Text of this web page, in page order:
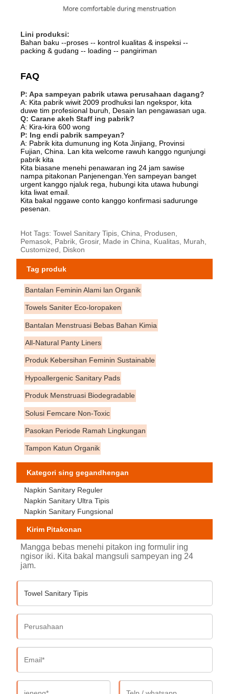
Lini produksi:
Bahan baku --proses -- kontrol kualitas & inspeksi --
packing & gudang -- loading -- pangiriman
FAQ
P: Apa sampeyan pabrik utawa perusahaan dagang?
A: Kita pabrik wiwit 2009 prodhuksi lan ngekspor, kita
duwe tim profesional buruh, Desain lan pengawasan uga.
Q: Carane akeh Staff ing pabrik?
A: Kira-kira 600 wong
P: Ing endi pabrik sampeyan?
A: Pabrik kita dumunung ing Kota Jinjiang, Provinsi
Fujian, China. Lan kita welcome rawuh kanggo ngunjungi
pabrik kita
Kita biasane menehi penawaran ing 24 jam sawise
nampa pitakonan Panjenengan.Yen sampeyan banget
urgent kanggo njaluk rega, hubungi kita utawa hubungi
kita liwat email.
Kita bakal nggawe conto kanggo konfirmasi sadurunge
pesenan.
Hot Tags: Towel Sanitary Tipis, China, Produsen,
Pemasok, Pabrik, Grosir, Made in China, Kualitas, Murah,
Customized, Diskon
Tag produk
Bantalan Feminin Alami lan Organik
Towels Saniter Eco-loropaken
Bantalan Menstruasi Bebas Bahan Kimia
All-Natural Panty Liners
Produk Kebersihan Feminin Sustainable
Hypoallergenic Sanitary Pads
Produk Menstruasi Biodegradable
Solusi Femcare Non-Toxic
Pasokan Periode Ramah Lingkungan
Tampon Katun Organik
Kategori sing gegandhengan
Napkin Sanitary Reguler
Napkin Sanitary Ultra Tipis
Napkin Sanitary Fungsional
Kirim Pitakonan
Mangga bebas menehi pitakon ing formulir ing
ngisor iki. Kita bakal mangsuli sampeyan ing 24
jam.